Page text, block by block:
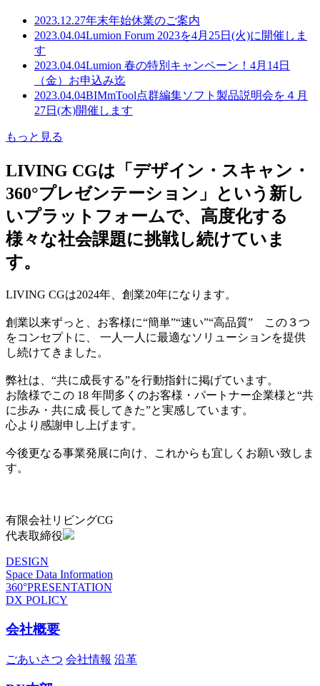
2023.12.27年末年始休業のご案内
2023.04.04Lumion Forum 2023を4月25日(火)に開催しま
す
2023.04.04Lumion 春の特別キャンペーン！4月14日
（金）お申込み迄
2023.04.04BIMmTool点群編集ソフト製品説明会を４月
27日(木)開催します
もっと見る
LIVING CGは「デザイン・スキャン・
360°プレゼンテーション」という新し
いプラットフォームで、高度化する
様々な社会課題に挑戦し続けていま
す。
LIVING CGは2024年、創業20年になります。
創業以来ずっと、お客様に“簡単”“速い”“高品質” この３つ
をコンセプトに、 一人一人に最適なソリューションを提供
し続けてきました。
弊社は、“共に成長する”を行動指針に掲げています。
お陰様でこの 18 年間多くのお客様・パートナー企業様と“共
に歩み・共に成 長してきた”と実感しています。
心より感謝申し上げます。
今後更なる事業発展に向け、これからも宜しくお願い致しま
す。
有限会社リビングCG
代表取締役
DESIGN
Space Data Information
360°PRESENTATION
DX POLICY
会社概要
ごあいさつ 会社情報 沿革